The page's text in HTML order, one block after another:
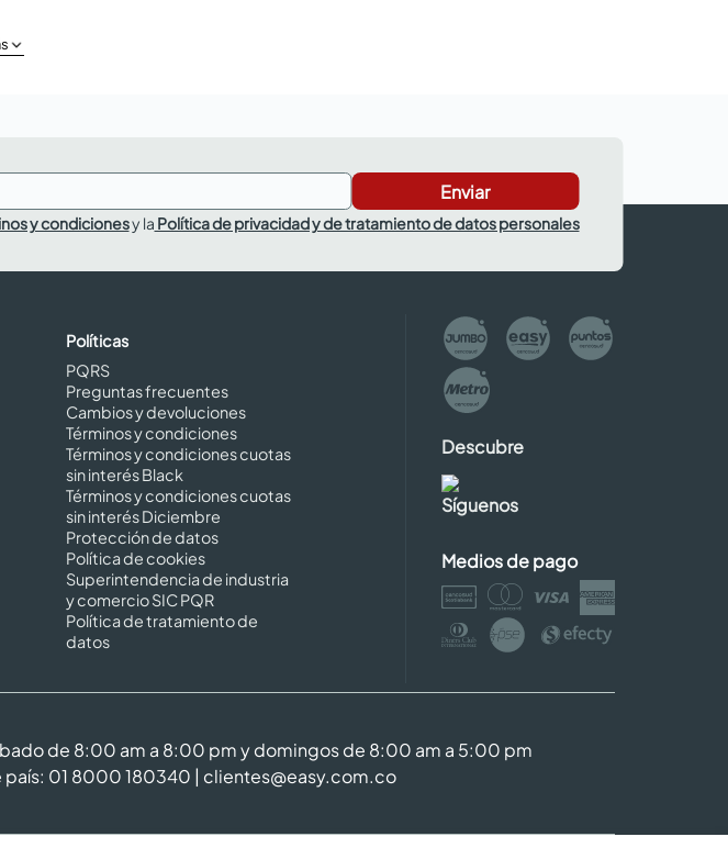
Enviar
y condicionesy la Política de privacidad y de tratamiento de datos personales
Políticas
PQRS
Preguntas frecuentes
Cambios y devoluciones
Términos y condiciones
Términos y condiciones cuotas
sin interés Black
Términos y condiciones cuotas
sin interés Diciembre
Protección de datos
Política de cookies
Superintendencia de industria
y comercio SIC PQR
Política de tratamiento de
datos
Descubre
Síguenos
Medios de pago
de 8:00 am a 8:00 pm y domingos de 8:00 am a 5:00 pm
01 8000 180340 | clientes@easy.com.co